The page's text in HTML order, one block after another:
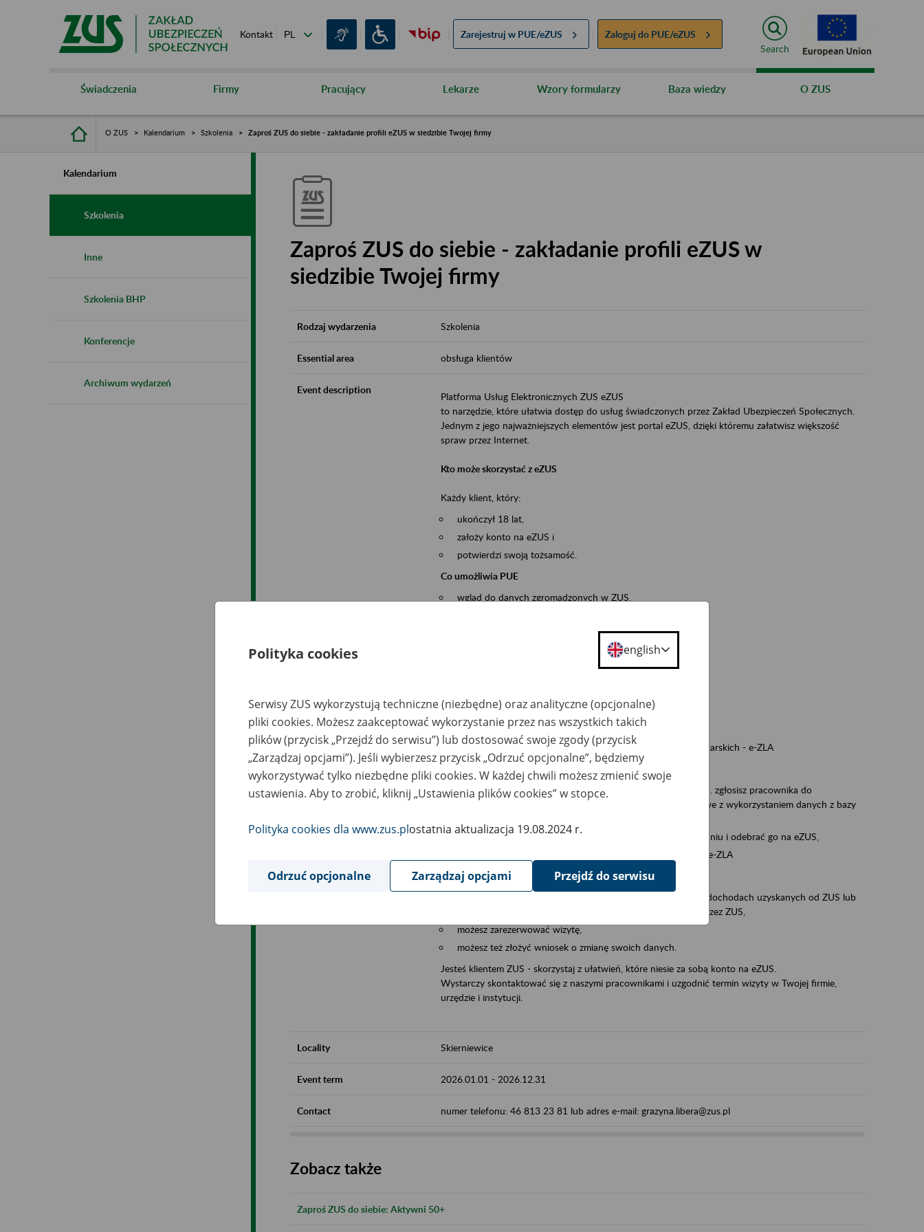
Kontakt Zarejestruj w PUE/eZUS Zaloguj do PUE/eZUS
Search
Świadczenia Firmy Pracujący Lekarze Wzory formularzy Baza wiedzy O ZUS
O ZUS Kalendarium Szkolenia Zaproś ZUS do siebie - zakładanie profili eZUS w siedzibie Twojej firmy
Kalendarium
Szkolenia
Inne
Szkolenia BHP
Konferencje
Archiwum wydarzeń
Zaproś ZUS do siebie - zakładanie profili eZUS w
siedzibie Twojej firmy
Rodzaj wydarzenia Szkolenia
Essential area obsługa klientów
Event description
Platforma Usług Elektronicznych ZUS eZUS
to narzędzie, które ułatwia dostęp do usług świadczonych przez Zakład Ubezpieczeń Społecznych.
Jednym z jego najważniejszych elementów jest portal eZUS, dzięki któremu załatwisz większość
spraw przez Internet.
Kto może skorzystać z eZUS
Każdy klient, który:
ukończył 18 lat,
założy konto na eZUS i
potwierdzi swoją tożsamość.
Co umożliwia PUE
wgląd do danych zgromadzonych w ZUS,
składanie wniosków i otrzymywanie na nie odpowiedzi,
zadawanie pytań i otrzymywanie odpowiedzi z ZUS,
umawianie się na wizyty w jednostce ZUS.
możesz sprawdzić swoje dane zapisane na koncie w ZUS,
masz dostęp do informacji o stanie konta ubezpieczonego,
masz dostęp do informacji o wystawionych zwolnieniach lekarskich - e-ZLA
Jeśli jesteś płatnikiem składek (np. przedsiębiorcą)
możesz skorzystać z aplikacji ePłatnik, za pomocą której m.in. zgłosisz pracownika do
ubezpieczeń, wypełnisz i przekażesz dokumenty rozliczeniowe z wykorzystaniem danych z bazy
możesz złożyć wniosek o wydanie zaświadczenia o niezaleganiu i odebrać go na eZUS,
masz dostęp do zwolnień lekarskich swoich pracowników - e-ZLA
Jeśli jesteś świadczeniobiorcą
masz dostęp m.in. do formularza PIT 11A, czyli informacji o dochodach uzyskanych od ZUS lub
do formularza PIT 40A, czyli rocznego obliczenia podatku przez ZUS,
możesz zarezerwować wizytę,
możesz też złożyć wniosek o zmianę swoich danych.
Jesteś klientem ZUS - skorzystaj z ułatwień, które niesie za sobą konto na eZUS.
Wystarczy skontaktować się z naszymi pracownikami i uzgodnić termin wizyty w Twojej firmie,
urzędzie i instytucji.
Locality Skierniewice
Event term 2026.01.01 - 2026.12.31
Contact numer telefonu: 46 813 23 81 lub adres e-mail: grazyna.libera@zus.pl
Zobacz także
Zaproś ZUS do siebie: Aktywni 50+
Polityka cookies english
Serwisy ZUS wykorzystują techniczne (niezbędne) oraz analityczne (opcjonalne)
pliki cookies. Możesz zaakceptować wykorzystanie przez nas wszystkich takich
plików (przycisk „Przejdź do serwisu”) lub dostosować swoje zgody (przycisk
„Zarządzaj opcjami”). Jeśli wybierzesz przycisk „Odrzuć opcjonalne”, będziemy
wykorzystywać tylko niezbędne pliki cookies. W każdej chwili możesz zmienić swoje
ustawienia. Aby to zrobić, kliknij „Ustawienia plików cookies” w stopce.
Polityka cookies dla www.zus.plostatnia aktualizacja 19.08.2024 r.
Odrzuć opcjonalne Zarządzaj opcjami Przejdź do serwisu